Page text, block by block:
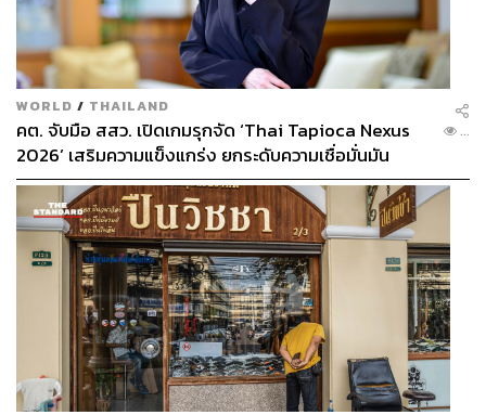
WORLD / THAILAND
คต. จับมือ สสว. เปิดเกมรุกจัด ‘Thai Tapioca Nexus
2026’ เสริมความแข็งแกร่ง ยกระดับความเชื่อมั่นมัน
สำปะหลังไทยในตลาดโลก
...